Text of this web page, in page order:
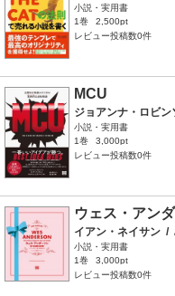
小説・実用書
1巻
2,500pt
レビュー投稿数0件
MCU
ジョアンナ・ロビン
小説・実用書
1巻
3,000pt
レビュー投稿数0件
ウェス・アン
イアン・ネイサン /
小説・実用書
1巻
3,000pt
レビュー投稿数0件